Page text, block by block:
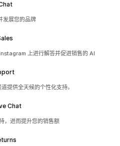
发展您的品牌
上进行解答并促进销售的 AI
提供全天候的个性化支持。
Chat
，进而提升您的销售额